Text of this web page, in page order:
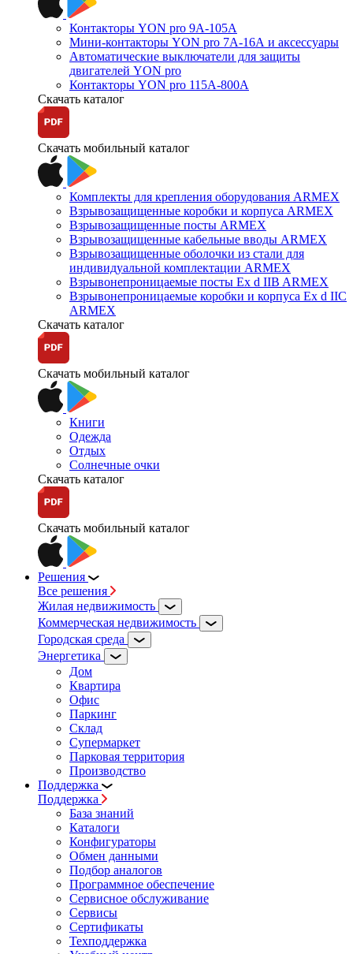
Контакторы YON pro 9А-105А
Мини-контакторы YON pro 7А-16А и аксессуары
Автоматические выключатели для защиты
двигателей YON pro
Контакторы YON pro 115А-800А
Скачать каталог
Скачать мобильный каталог
Комплекты для крепления оборудования ARMEX
Взрывозащищенные коробки и корпуса ARMEX
Взрывозащищенные посты ARMEX
Взрывозащищенные кабельные вводы ARMEX
Взрывозащищенные оболочки из стали для
индивидуальной комплектации ARMEX
Взрывонепроницаемые посты Ex d IIB ARMEX
Взрывонепроницаемые коробки и корпуса Ex d IIС
ARMEX
Скачать каталог
Скачать мобильный каталог
Книги
Одежда
Отдых
Солнечные очки
Скачать каталог
Скачать мобильный каталог
Решения
Все решения
Жилая недвижимость
Коммерческая недвижимость
Городская среда
Энергетика
Дом
Квартира
Офис
Паркинг
Склад
Супермаркет
Парковая территория
Производство
Поддержка
Поддержка
База знаний
Каталоги
Конфигураторы
Обмен данными
Подбор аналогов
Программное обеспечение
Сервисное обслуживание
Сервисы
Сертификаты
Техподдержка